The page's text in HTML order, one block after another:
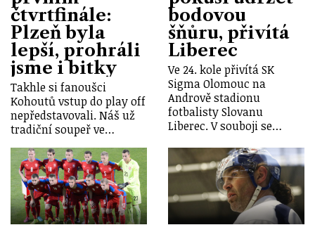
čtvrtfinále:
Plzeň byla
lepší, prohráli
jsme i bitky
Takhle si fanoušci
Kohoutů vstup do play off
nepředstavovali. Náš už
tradiční soupeř ve…
bodovou
šňůru, přivítá
Liberec
Ve 24. kole přivítá SK
Sigma Olomouc na
Andrově stadionu
fotbalisty Slovanu
Liberec. V souboji se…